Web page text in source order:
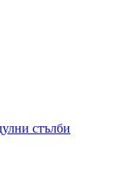
стълби